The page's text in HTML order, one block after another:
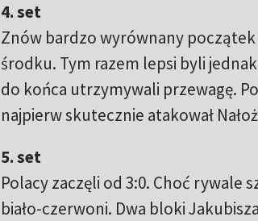
4. set
Znów bardzo wyrównany początek
środku. Tym razem lepsi byli
do końca utrzymywali przewagę.
najpierw skutecznie atakował
5. set
Polacy zaczęli od 3:0. Choć rywale
biało-czerwoni. Dwa bloki